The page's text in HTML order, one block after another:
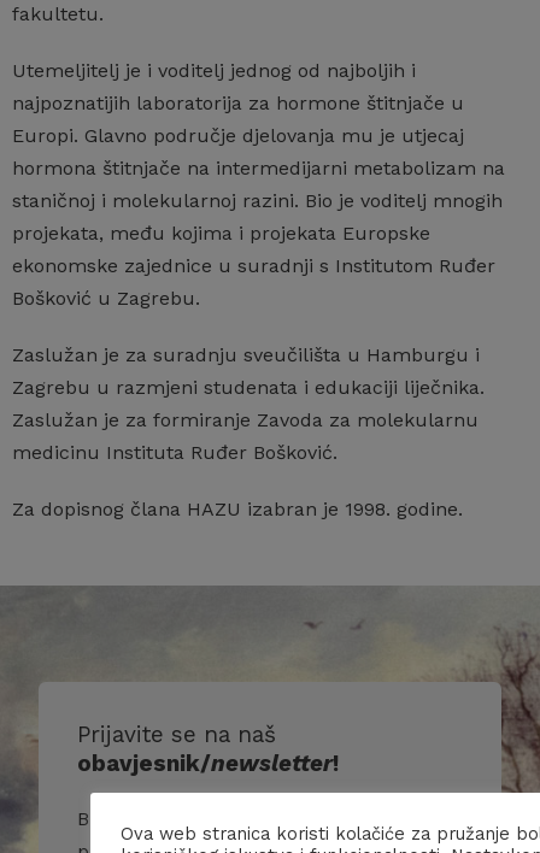
fakultetu.
Utemeljitelj je i voditelj jednog od najboljih i
najpoznatijih laboratorija za hormone štitnjače u
Europi. Glavno područje djelovanja mu je utjecaj
hormona štitnjače na intermedijarni metabolizam na
staničnoj i molekularnoj razini. Bio je voditelj mnogih
projekata, među kojima i projekata Europske
ekonomske zajednice u suradnji s Institutom Ruđer
Bošković u Zagrebu.
Zaslužan je za suradnju sveučilišta u Hamburgu i
Zagrebu u razmjeni studenata i edukaciji liječnika.
Zaslužan je za formiranje Zavoda za molekularnu
medicinu Instituta Ruđer Bošković.
Za dopisnog člana HAZU izabran je 1998. godine.
Prijavite se na naš
obavjesnik/newsletter!
Budite u toku s našim događanjima i
Ova web stranica koristi kolačiće za pružanje